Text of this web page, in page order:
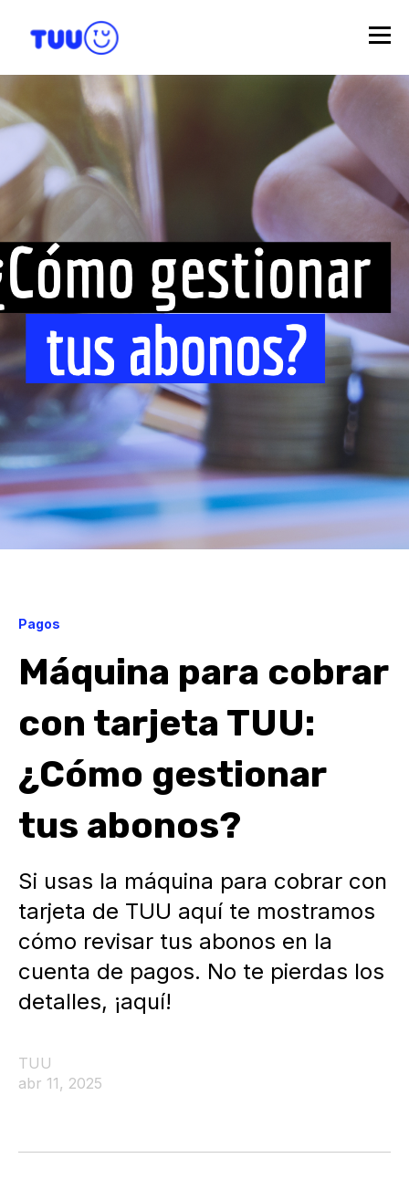
Pagos
Máquina para cobrar
con tarjeta TUU:
¿Cómo gestionar
tus abonos?
Si usas la máquina para cobrar con
tarjeta de TUU aquí te mostramos
cómo revisar tus abonos en la
cuenta de pagos. No te pierdas los
detalles, ¡aquí!
TUU
abr 11, 2025